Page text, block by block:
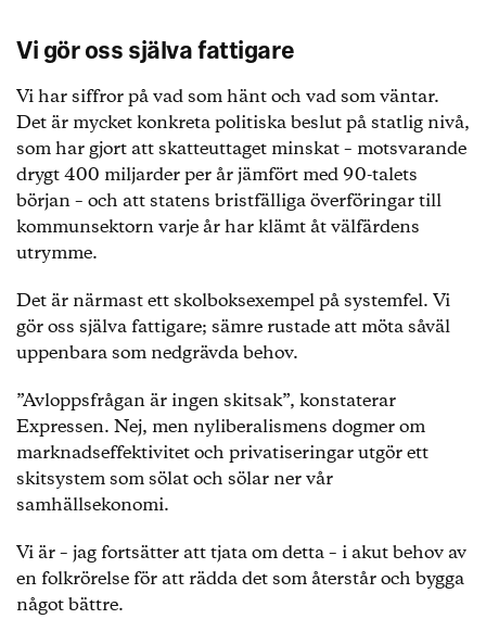
Vi gör oss själva fattigare
Vi har siffror på vad som hänt och vad som väntar.
Det är mycket konkreta politiska beslut på statlig nivå,
som har gjort att skatteuttaget minskat – motsvarande
drygt 400 miljarder per år jämfört med 90-talets
början – och att statens bristfälliga överföringar till
kommunsektorn varje år har klämt åt välfärdens
utrymme.
Det är närmast ett skolboksexempel på systemfel. Vi
gör oss själva fattigare; sämre rustade att möta såväl
uppenbara som nedgrävda behov.
”Avloppsfrågan är ingen skitsak”, konstaterar
Expressen. Nej, men nyliberalismens dogmer om
marknadseffektivitet och privatiseringar utgör ett
skitsystem som sölat och sölar ner vår
samhällsekonomi.
Vi är – jag fortsätter att tjata om detta – i akut behov av
en folkrörelse för att rädda det som återstår och bygga
något bättre.